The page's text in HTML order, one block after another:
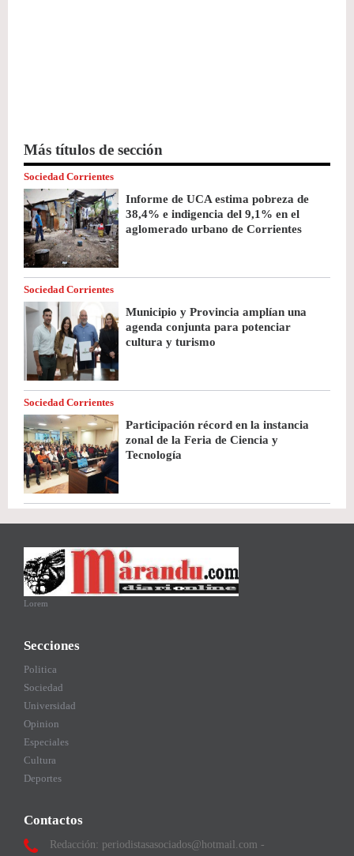
Más títulos de sección
Sociedad Corrientes
Informe de UCA estima pobreza de
38,4% e indigencia del 9,1% en el
aglomerado urbano de Corrientes
Sociedad Corrientes
Municipio y Provincia amplían una
agenda conjunta para potenciar
cultura y turismo
Sociedad Corrientes
Participación récord en la instancia
zonal de la Feria de Ciencia y
Tecnología
Lorem
Secciones
Politica
Sociedad
Universidad
Opinion
Especiales
Cultura
Deportes
Contactos
Redacción: periodistasasociados@hotmail.com -